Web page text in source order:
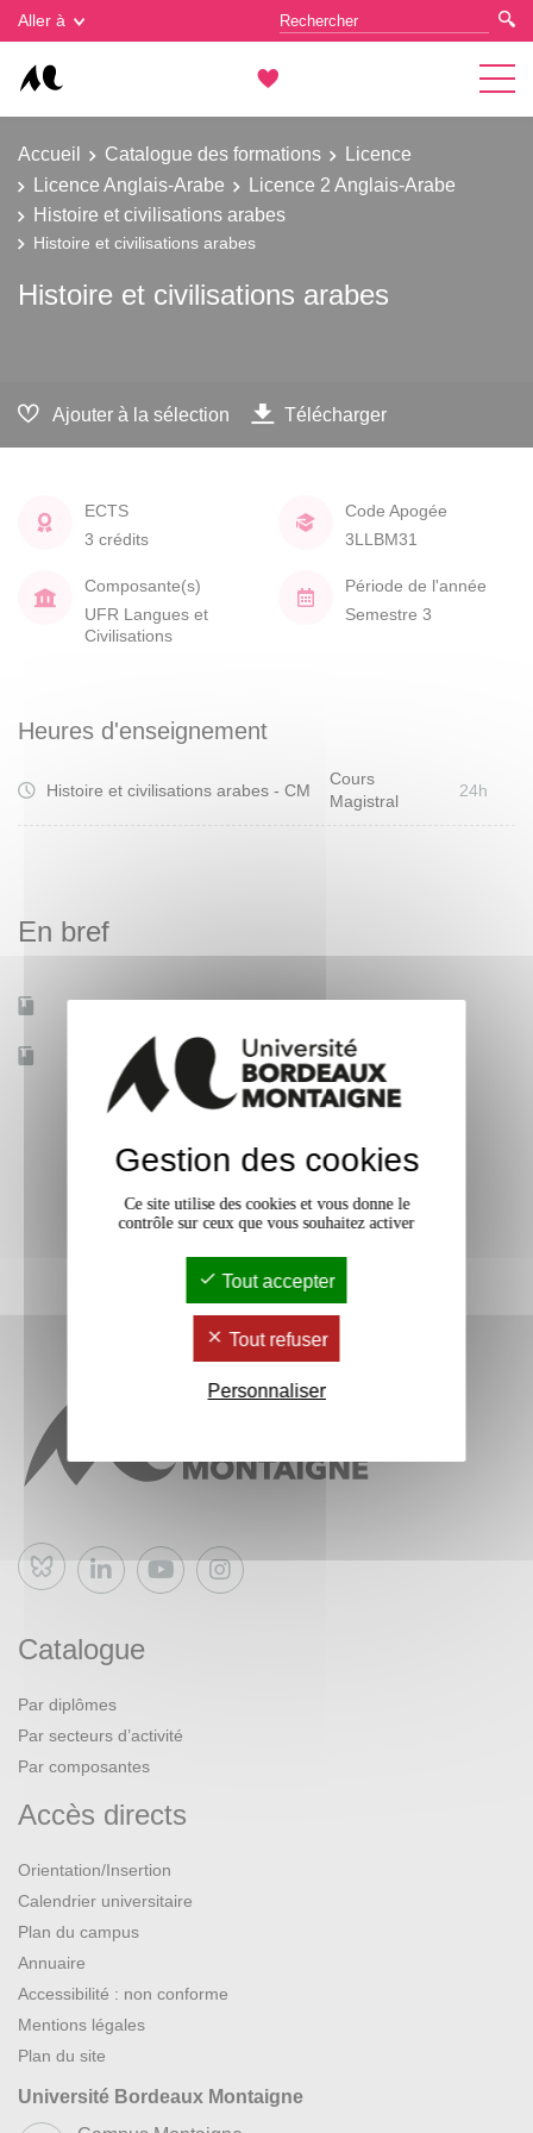
Aller à
Accueil Catalogue des formations
Licence
Licence Anglais-Arabe
Licence 2 Anglais-Arabe
Histoire et civilisations arabes
Histoire et civilisations arabes
Histoire et civilisations arabes
Ajouter à la sélection Télécharger
ECTS
3 crédits
Code Apogée
3LLBM31
Composante(s)
UFR Langues et
Civilisations
Période de l'année
Semestre 3
Heures d'enseignement
Histoire et civilisations arabes - CM
Cours
Magistral
24h
En bref
Mobilité d'études
Accessible à distance Non
Bluesky
Catalogue
Par diplômes
Par secteurs d’activité
Par composantes
Accès directs
Orientation/Insertion
Calendrier universitaire
Plan du campus
Annuaire
Accessibilité : non conforme
Mentions légales
Plan du site
Université Bordeaux Montaigne
Gestion des cookies
Gestion des cookies
Ce site utilise des cookies et vous donne le
contrôle sur ceux que vous souhaitez activer
Tout accepter
Tout refuser
Personnaliser